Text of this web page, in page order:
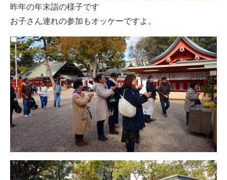
昨年の年末詣の様子です
お子さん連れの参加もオッケーですよ。